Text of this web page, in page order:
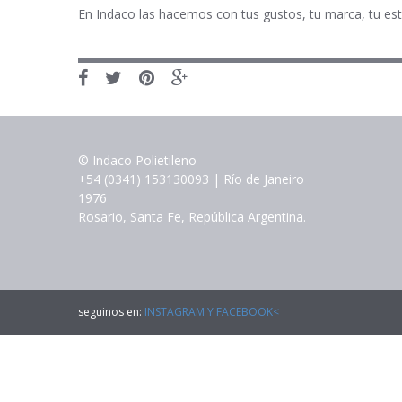
En Indaco las hacemos con tus gustos, tu marca, tu
© Indaco Polietileno
+54 (0341) 153130093 | Río de Janeiro
1976
Rosario, Santa Fe, República Argentina.
seguinos en: INSTAGRAM Y FACEBOOK<